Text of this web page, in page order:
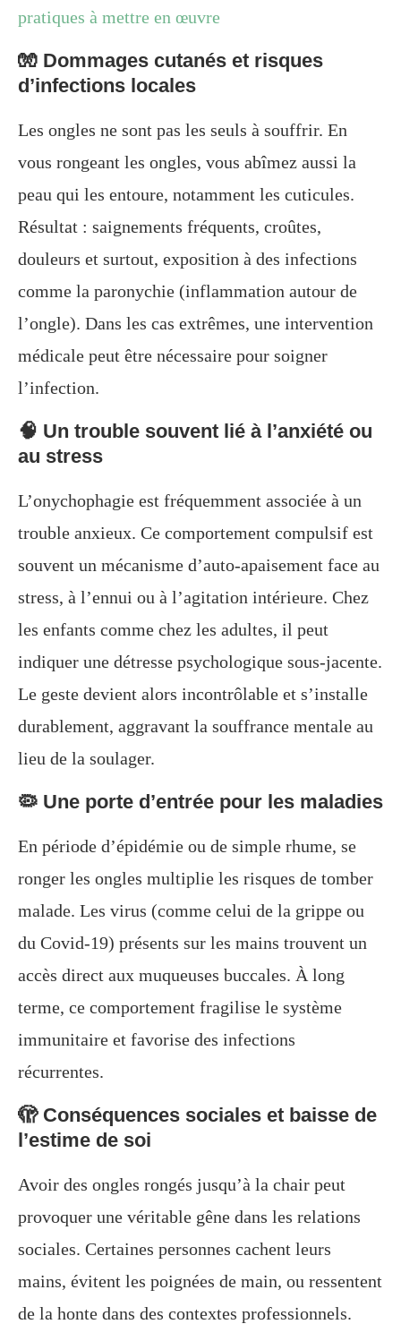
pratiques à mettre en œuvre
🧤 Dommages cutanés et risques
d’infections locales
Les ongles ne sont pas les seuls à souffrir. En
vous rongeant les ongles, vous abîmez aussi la
peau qui les entoure, notamment les cuticules.
Résultat : saignements fréquents, croûtes,
douleurs et surtout, exposition à des infections
comme la paronychie (inflammation autour de
l’ongle). Dans les cas extrêmes, une intervention
médicale peut être nécessaire pour soigner
l’infection.
🧠 Un trouble souvent lié à l’anxiété ou
au stress
L’onychophagie est fréquemment associée à un
trouble anxieux. Ce comportement compulsif est
souvent un mécanisme d’auto-apaisement face au
stress, à l’ennui ou à l’agitation intérieure. Chez
les enfants comme chez les adultes, il peut
indiquer une détresse psychologique sous-jacente.
Le geste devient alors incontrôlable et s’installe
durablement, aggravant la souffrance mentale au
lieu de la soulager.
🦠 Une porte d’entrée pour les maladies
En période d’épidémie ou de simple rhume, se
ronger les ongles multiplie les risques de tomber
malade. Les virus (comme celui de la grippe ou
du Covid-19) présents sur les mains trouvent un
accès direct aux muqueuses buccales. À long
terme, ce comportement fragilise le système
immunitaire et favorise des infections
récurrentes.
🫣 Conséquences sociales et baisse de
l’estime de soi
Avoir des ongles rongés jusqu’à la chair peut
provoquer une véritable gêne dans les relations
sociales. Certaines personnes cachent leurs
mains, évitent les poignées de main, ou ressentent
de la honte dans des contextes professionnels.